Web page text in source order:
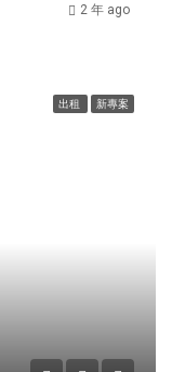
2 年 ago
出租 新專案